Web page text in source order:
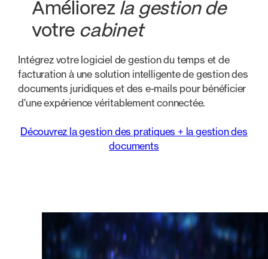
Améliorez la gestion de
votre cabinet
Intégrez votre logiciel de gestion du temps et de
facturation à une solution intelligente de gestion des
documents juridiques et des e-mails pour bénéficier
d'une expérience véritablement connectée.
Découvrez la gestion des pratiques + la gestion des
documents